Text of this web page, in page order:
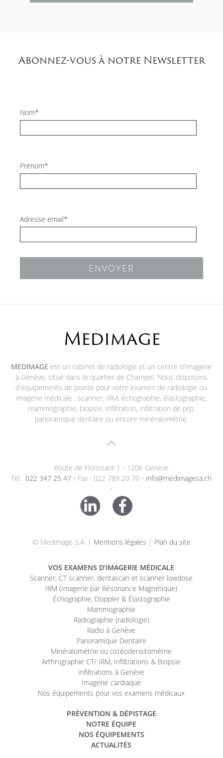
Abonnez-vous à notre Newsletter
Nom*
Prénom*
Adresse email*
ENVOYER
Medimage
VOS EXAMENS D’IMAGERIE MÉDICALE
Scanner, CT scanner, dentascan et scanner lowdose
IRM (Imagerie par Résonance Magnétique)
Échographie, Doppler & Élastographie
Mammographie
Radiographie (radiologie)
Radio à Genève
Panoramique Dentaire
Minéralométrie ou ostéodensitométrie
Arthrographie CT/ IRM, Infiltrations & Biopsie
Infiltrations à Genève
Imagerie cardiaque
Nos équipements pour vos examens médicaux
MEDIMAGE est un cabinet de radiologie et un centre d'imagerie
à Genève, situé dans le quartier de Champel. Nous disposons
d'équipements de pointe pour votre examen de radiologie ou
imagerie médicale : scanner, IRM, échographie, élastographie,
mammographie, biopsie, infiltration, infiltration de prp,
panoramique dentaire ou encore minéralométrie.
Route de Florissant 1 • 1206 Genève
Tél :022 347 25 47 • Fax : 022 789 20 70 • info@medimagesa.ch
•
© Medimage S.A. | Mentions légales | Plan du site
PRÉVENTION & DÉPISTAGE
NOTRE ÉQUIPE
NOS ÉQUIPEMENTS
ACTUALITÉS